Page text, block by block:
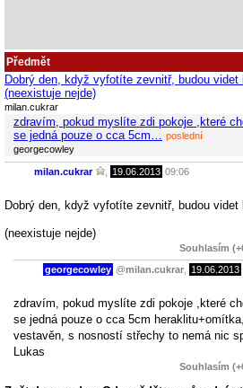
Předmět
Dobrý den, když vyfotíte zevnitř, budou
(neexistuje nejde)
milan.cukrar
zdravím, pokud myslíte zdi pokoje ,které
se jedná pouze o cca 5cm…
poslední
georgecowley
milan.cukrar 19.06.2013 09:06
Dobrý den, když vyfotíte zevnitř, budou
(neexistuje nejde)
Souhlasím
georgecowley @milan.cukrar 19.06.2013
zdravím, pokud myslíte zdi pokoje ,které
se jedná pouze o cca 5cm
vestavěn, s nosností střechy to nemá nic
Lukas
Souhlasím